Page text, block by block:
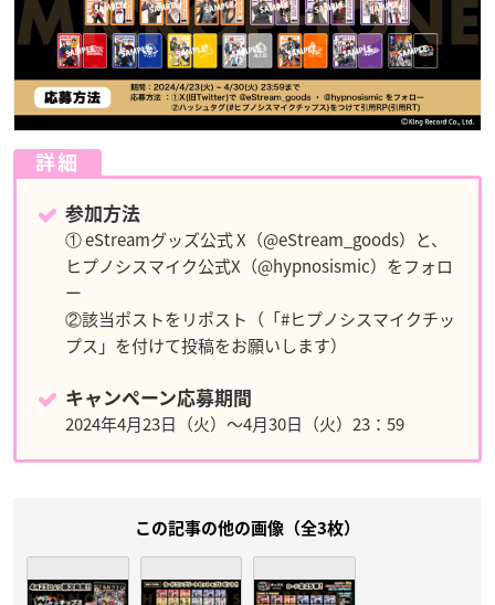
詳細
参加方法
① eStreamグッズ公式 X（@eStream_goods）と、
ヒプノシスマイク公式X（@hypnosismic）をフォロ
ー
②該当ポストをリポスト（「#ヒプノシスマイクチッ
プス」を付けて投稿をお願いします）
キャンペーン応募期間
2024年4月23日（火）～4月30日（火）23：59
この記事の他の画像（全3枚）